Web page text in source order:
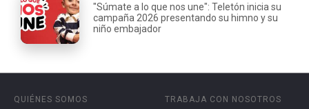
"Súmate a lo que nos une": Teletón inicia su
campaña 2026 presentando su himno y su
niño embajador
QUIÉNES SOMOS
TRABAJA CON NOSOTROS